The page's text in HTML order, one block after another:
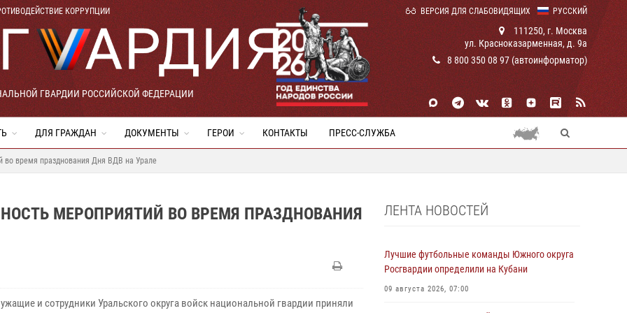
РУССКИЙ
КОРРУПЦИИ ВЕРСИЯ ДЛЯ СЛАБОВИДЯЩИХ
ГВАРДИИ РОССИЙСКОЙ ФЕДЕРАЦИИ
111250, г. Москва
ул. Красноказарменная, д. 9а
8 800 350 08 97 (автоинформатор)
ДЛЯ ГРАЖДАН ДОКУМЕНТЫ ГЕРОИ КОНТАКТЫ ПРЕСС-СЛУЖБА
во время празднования Дня ВДВ на Урале
МЕРОПРИЯТИЙ ВО ВРЕМЯ ПРАЗДНОВАНИЯ
и сотрудники Уральского округа войск национальной гвардии приняли
ЛЕНТА НОВОСТЕЙ
Лучшие футбольные команды Южного округа
Росгвардии определили на Кубани
09 августа 2026, 07:00